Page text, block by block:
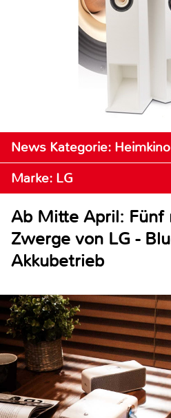
News Kategorie: Heimkino
Marke: LG
Ab Mitte April: Fünf
Zwerge von LG -
Akkubetrieb